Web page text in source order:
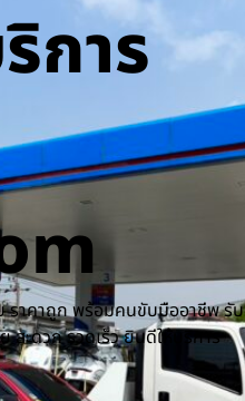
การ
ราคาถูก พร้อมคนขับมืออาชีพ รับ
ะดวก รวดเร็ว ยินดีให้บริการ